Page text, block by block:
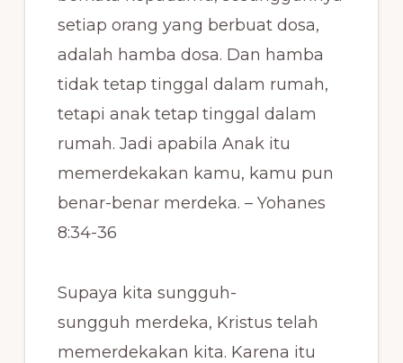
setiap orang yang berbuat dosa,
adalah hamba dosa. Dan hamba
tidak tetap tinggal dalam rumah,
tetapi anak tetap tinggal dalam
rumah. Jadi apabila Anak itu
memerdekakan kamu, kamu pun
benar-benar merdeka. – Yohanes
8:34-36
Supaya kita sungguh-
sungguh merdeka, Kristus telah
memerdekakan kita. Karena itu